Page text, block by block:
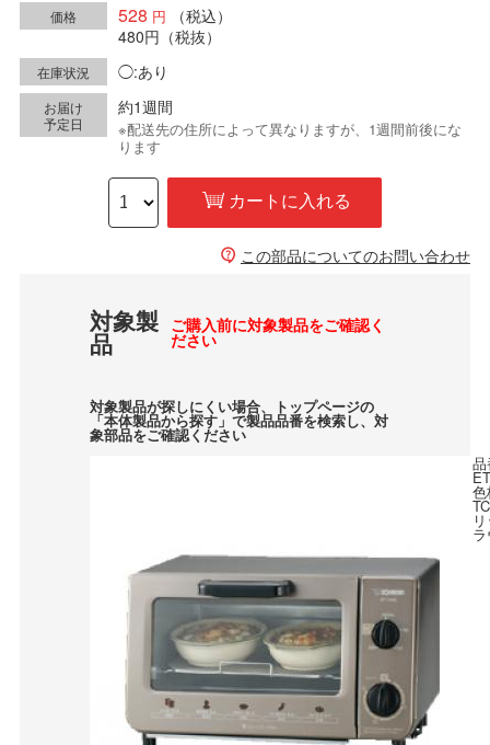
価格 528
（税込）
480円 （税抜）
在庫状況 ◯:あり
お届け
予定日
約1週間
※配送先の住所によって異なりますが、1週間前後にな
ります
カートに入れる
この部品についてのお問い合わせ
対象製
品
ご購入前に対象製品をご確認く
ださい
対象製品が探しにくい場合、トップページの
「本体製品から探す」で製品品番を検索し、対
象部品をご確認ください